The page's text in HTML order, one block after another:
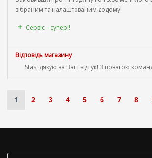
зібраним та налаштованим додому!
Сервіс – супер!!
Відповідь магазину
Stas, дякую за Ваш відгук! З повагою
1 2 3 4 5 6 7 8